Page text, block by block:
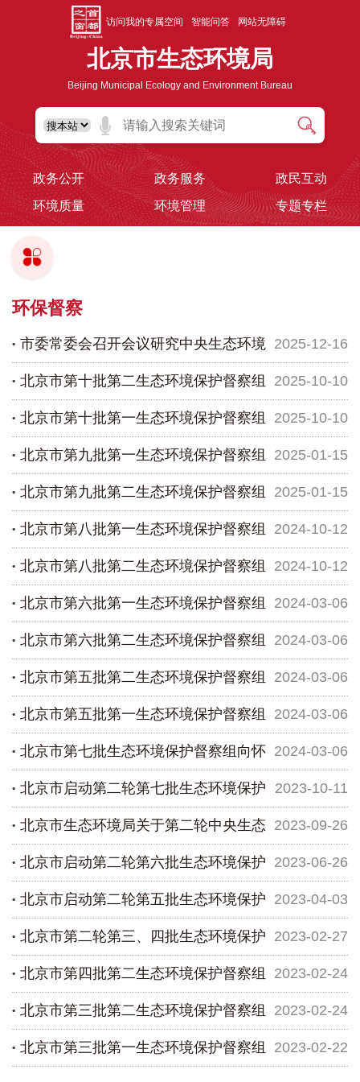
访问我的专属空间 智能问答 网站无障碍
北京市生态环境局
Beijing Municipal Ecology and Environment Bureau
政务公开 政务服务
政民互动
环境质量
环境管理 专题专栏
环保督察
2025-12-16
市委常委会召开会议研究中央生态环境
保护督察典型案例相关工作 2025-10-10
北京市第十批第二生态环境保护督察组
向环卫集团反馈督察情况 2025-10-10
北京市第十批第一生态环境保护督察组
向门头沟区反馈督察情况 2025-01-15
北京市第九批第一生态环境保护督察组
向北京祥龙资产经营有限责任公司反馈督察情况
2025-01-15
北京市第九批第二生态环境保护督察组
向北京首农食品集团有限公司反馈督察情况2024-10-12
北京市第八批第一生态环境保护督察组
向延庆区反馈督察情况 2024-10-12
北京市第八批第二生态环境保护督察组
向密云区反馈督察情况 2024-03-06
北京市第六批第一生态环境保护督察组
向西城区反馈督察情况 2024-03-06
北京市第六批第二生态环境保护督察组
向东城区反馈督察情况 2024-03-06
北京市第五批第二生态环境保护督察组
向顺义区反馈督察情况 2024-03-06
北京市第五批第一生态环境保护督察组
向石景山区反馈督察情况 2024-03-06
北京市第七批生态环境保护督察组向怀
柔区反馈督察情况 2023-10-11
北京市启动第二轮第七批生态环境保护
督察督察组进驻怀柔区 2023-09-26
北京市生态环境局关于第二轮中央生态
环境保护督察2022年整改情况 2023-06-26
北京市启动第二轮第六批生态环境保护
督察督察组进驻东城区、西城区 2023-04-03
北京市启动第二轮第五批生态环境保护
督察 督察组进驻石景山区、顺义区 2023-02-27
北京市第二轮第三、四批生态环境保护
督察向四区反馈督察情况 2023-02-24
北京市第四批第二生态环境保护督察组
向丰台区反馈督察情况 2023-02-24
北京市第三批第二生态环境保护督察组
向大兴区反馈督察情况 2023-02-22
北京市第三批第一生态环境保护督察组